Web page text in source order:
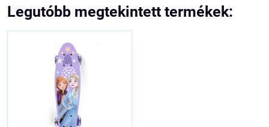
Legutóbb megtekintett termékek: